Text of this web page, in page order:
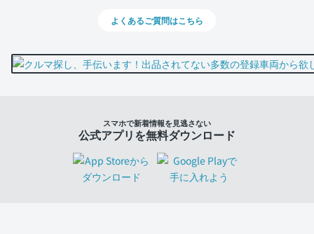
よくあるご質問はこちら
スマホで新着情報を見逃さない
公式アプリを無料ダウンロード